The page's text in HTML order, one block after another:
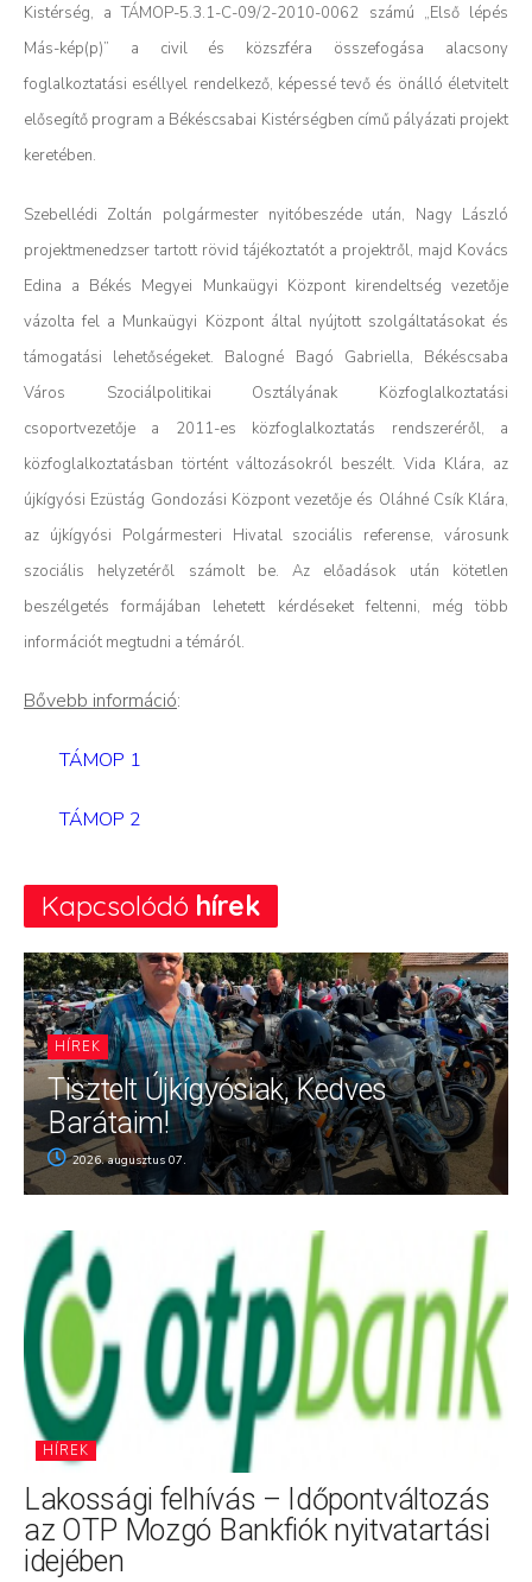
Kistérség, a TÁMOP-5.3.1-C-09/2-2010-0062 számú „Első lépés
Más-kép(p)” a civil és közszféra összefogása alacsony
foglalkoztatási eséllyel rendelkező, képessé tevő és önálló életvitelt
elősegítő program a Békéscsabai Kistérségben című pályázati projekt
keretében.
Szebellédi Zoltán polgármester nyitóbeszéde után, Nagy László
projektmenedzser tartott rövid tájékoztatót a projektről, majd Kovács
Edina a Békés Megyei Munkaügyi Központ kirendeltség vezetője
vázolta fel a Munkaügyi Központ által nyújtott szolgáltatásokat és
támogatási lehetőségeket. Balogné Bagó Gabriella, Békéscsaba
Város Szociálpolitikai Osztályának Közfoglalkoztatási
csoportvezetője a 2011-es közfoglalkoztatás rendszeréről, a
közfoglalkoztatásban történt változásokról beszélt. Vida Klára, az
újkígyósi Ezüstág Gondozási Központ vezetője és Oláhné Csík Klára,
az újkígyósi Polgármesteri Hivatal szociális referense, városunk
szociális helyzetéről számolt be. Az előadások után kötetlen
beszélgetés formájában lehetett kérdéseket feltenni, még több
információt megtudni a témáról.
Bővebb információ:
TÁMOP 1
TÁMOP 2
Kapcsolódó hírek
HÍREK
Tisztelt Újkígyósiak, Kedves
Barátaim!
2026. augusztus 07.
HÍREK
Lakossági felhívás – Időpontváltozás
az OTP Mozgó Bankfiók nyitvatartási
idejében